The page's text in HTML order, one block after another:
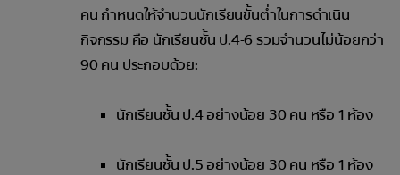
คน กำหนดให้จำนวนนักเรียนขั้นต่ำในการดำเนิน
กิจกรรม คือ นักเรียนชั้น ป.4-6 รวมจำนวนไม่น้อยกว่า
90 คน ประกอบด้วย:
นักเรียนชั้น ป.4 อย่างน้อย 30 คน หรือ 1 ห้อง
นักเรียนชั้น ป.5 อย่างน้อย 30 คน หรือ 1 ห้อง